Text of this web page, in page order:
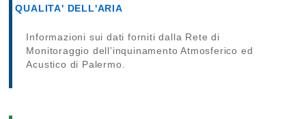
QUALITA' DELL'ARIA
Informazioni sui dati forniti dalla Rete di
Monitoraggio dell’inquinamento Atmosferico ed
Acustico di Palermo.